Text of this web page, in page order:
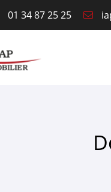
01 34 87 25 25